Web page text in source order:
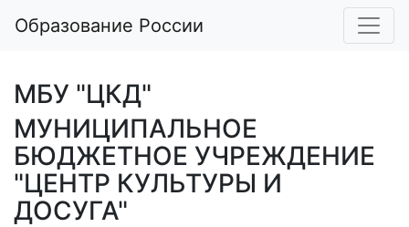
Образование России
МБУ "ЦКД"
МУНИЦИПАЛЬНОЕ
БЮДЖЕТНОЕ УЧРЕЖДЕНИЕ
"ЦЕНТР КУЛЬТУРЫ И
ДОСУГА"